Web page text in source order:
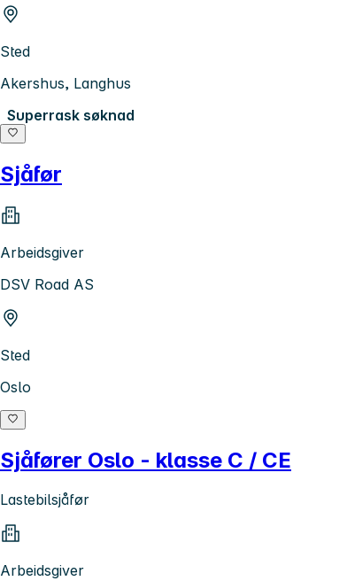
Sted
Akershus, Langhus
Superrask søknad
Sjåfør
Arbeidsgiver
DSV Road AS
Sted
Oslo
Sjåfører Oslo - klasse C / CE
Lastebilsjåfør
Arbeidsgiver